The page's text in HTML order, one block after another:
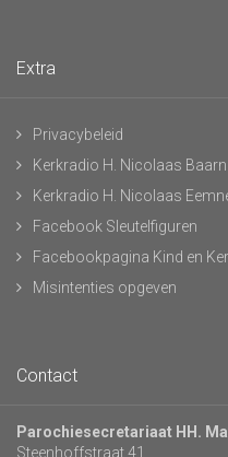
Extra
Privacybeleid
Kerkradio H. Nicolaas Baarn
Kerkradio H. Nicolaas
Facebook Sleutelfiguren
Facebookpagina Kind en
Misintenties opgeven
Contact
Parochiesecretariaat HH.
Steenhoffstraat 41